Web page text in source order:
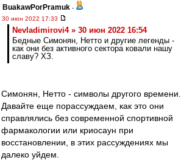
BuakawPorPramuk -
30 июн 2022 17:33
Nevladimirovi4 » 30 июн 2022 16:54
Бедные Симонян, Нетто и другие легенды -
как они без активного сектора ковали нашу
славу? ХЗ.
Симонян, Нетто - символы другого времени.
Давайте еще порассуждаем, как это они
справлялись без современной спортивной
фармакологии или криосаун при
восстановлении, в этих рассуждениях мы
далеко уйдем.